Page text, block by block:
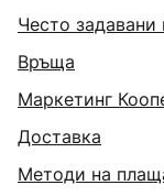
Често задавани
Връща
Маркетинг
Доставка
Методи на